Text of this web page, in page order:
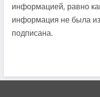
информацией, равно
информация не была
подписана.